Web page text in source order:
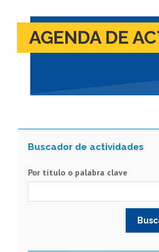
AGENDA DE
Buscador de actividades
Por título o palabra clave